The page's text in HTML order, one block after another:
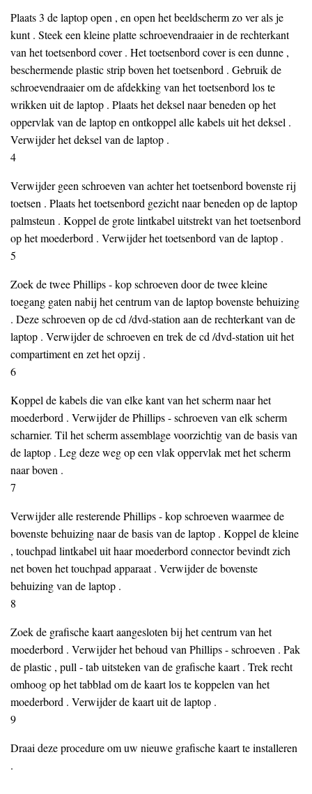
Plaats 3 de laptop open , en open het beeldscherm zo ver als je
kunt . Steek een kleine platte schroevendraaier in de rechterkant
van het toetsenbord cover . Het toetsenbord cover is een dunne ,
beschermende plastic strip boven het toetsenbord . Gebruik de
schroevendraaier om de afdekking van het toetsenbord los te
wrikken uit de laptop . Plaats het deksel naar beneden op het
oppervlak van de laptop en ontkoppel alle kabels uit het deksel .
Verwijder het deksel van de laptop .
4
Verwijder geen schroeven van achter het toetsenbord bovenste rij
toetsen . Plaats het toetsenbord gezicht naar beneden op de laptop
palmsteun . Koppel de grote lintkabel uitstrekt van het toetsenbord
op het moederbord . Verwijder het toetsenbord van de laptop .
5
Zoek de twee Phillips - kop schroeven door de twee kleine
toegang gaten nabij het centrum van de laptop bovenste behuizing
. Deze schroeven op de cd /dvd-station aan de rechterkant van de
laptop . Verwijder de schroeven en trek de cd /dvd-station uit het
compartiment en zet het opzij .
6
Koppel de kabels die van elke kant van het scherm naar het
moederbord . Verwijder de Phillips - schroeven van elk scherm
scharnier. Til het scherm assemblage voorzichtig van de basis van
de laptop . Leg deze weg op een vlak oppervlak met het scherm
naar boven .
7
Verwijder alle resterende Phillips - kop schroeven waarmee de
bovenste behuizing naar de basis van de laptop . Koppel de kleine
, touchpad lintkabel uit haar moederbord connector bevindt zich
net boven het touchpad apparaat . Verwijder de bovenste
behuizing van de laptop .
8
Zoek de grafische kaart aangesloten bij het centrum van het
moederbord . Verwijder het behoud van Phillips - schroeven . Pak
de plastic , pull - tab uitsteken van de grafische kaart . Trek recht
omhoog op het tabblad om de kaart los te koppelen van het
moederbord . Verwijder de kaart uit de laptop .
9
Draai deze procedure om uw nieuwe grafische kaart te installeren
.